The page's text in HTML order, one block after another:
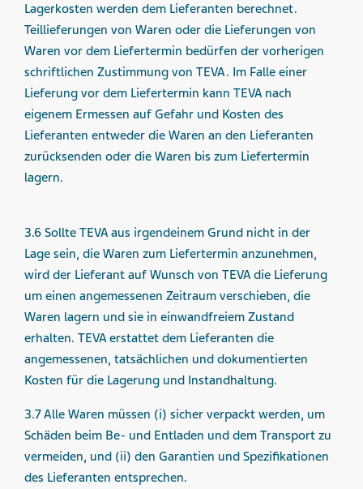
Lagerkosten werden dem Lieferanten berechnet.
Teillieferungen von Waren oder die Lieferungen von
Waren vor dem Liefertermin bedürfen der vorherigen
schriftlichen Zustimmung von TEVA. Im Falle einer
Lieferung vor dem Liefertermin kann TEVA nach
eigenem Ermessen auf Gefahr und Kosten des
Lieferanten entweder die Waren an den Lieferanten
zurücksenden oder die Waren bis zum Liefertermin
lagern.
3.6 Sollte TEVA aus irgendeinem Grund nicht in der
Lage sein, die Waren zum Liefertermin anzunehmen,
wird der Lieferant auf Wunsch von TEVA die Lieferung
um einen angemessenen Zeitraum verschieben, die
Waren lagern und sie in einwandfreiem Zustand
erhalten. TEVA erstattet dem Lieferanten die
angemessenen, tatsächlichen und dokumentierten
Kosten für die Lagerung und Instandhaltung.
3.7 Alle Waren müssen (i) sicher verpackt werden, um
Schäden beim Be- und Entladen und dem Transport zu
vermeiden, und (ii) den Garantien und Spezifikationen
des Lieferanten entsprechen.